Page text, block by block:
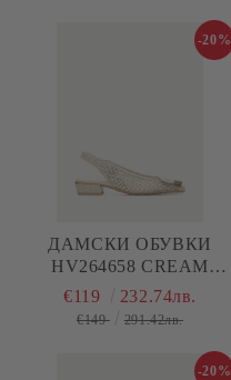
ДАМСКИ ОБУВКИ
HV264658 CREAM
HISPANITAS
-20%
€119 232.74лв.
€149 291.42лв.
-20%